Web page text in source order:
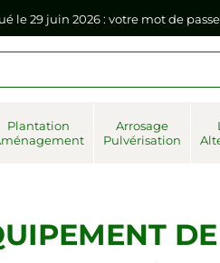
dans votre navigateur
le 29 juin 2026 : votre mot de
dans votre navigateur
Plantation
Arrosage
Pulvérisation